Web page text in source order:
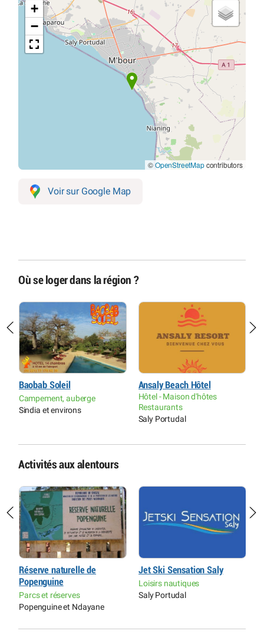
+
−
©OpenStreetMapcontributors
Voir sur Google Map
Où se loger dans la région ?
Baobab Soleil
Campement, auberge
Sindia et environs
Ansaly Beach Hôtel
Hôtel - Maison d'hôtes
Restaurants
Saly Portudal
Activités aux alentours
Réserve naturelle de
Popenguine
Parcs et réserves
Popenguine et Ndayane
Jet Ski Sensation Saly
Loisirs nautiques
Saly Portudal